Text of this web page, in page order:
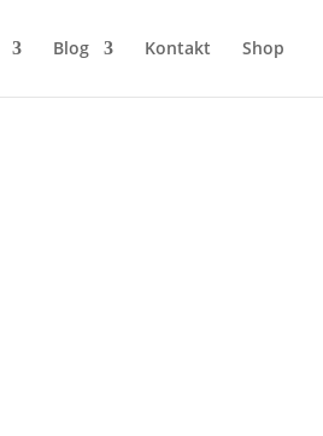
Blog Kontakt Shop